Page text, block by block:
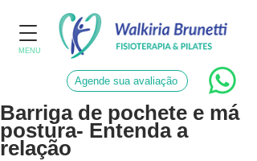
MENU
Agende sua avaliação
Barriga de pochete e má
postura- Entenda a
relação